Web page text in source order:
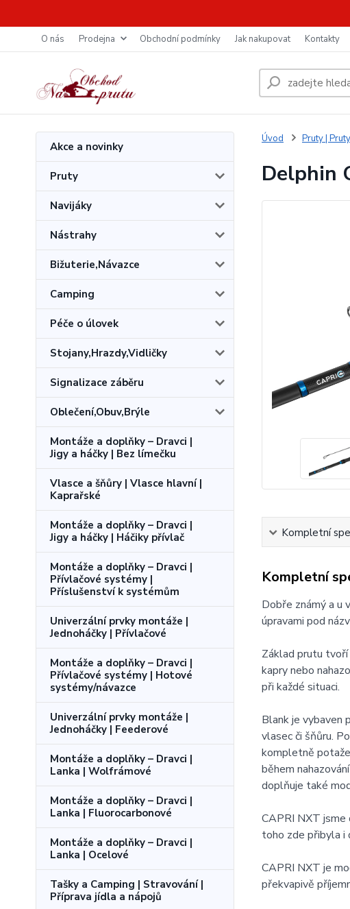
O nás Prodejna Obchodní podmínky Jak nakupovat Kontakty
Akce a novinky
Pruty
Navijáky
Nástrahy
Bižuterie,Návazce
Camping
Péče o úlovek
Stojany,Hrazdy,Vidličky
Signalizace záběru
Oblečení,Obuv,Brýle
Montáže a doplňky – Dravci |
Jigy a háčky | Bez límečku
Vlasce a šňůry | Vlasce hlavní |
Kaprařské
Montáže a doplňky – Dravci |
Jigy a háčky | Háčiky přívlač
Montáže a doplňky – Dravci |
Přívlačové systémy |
Příslušenství k systémům
Univerzální prvky montáže |
Jednoháčky | Přívlačové
Montáže a doplňky – Dravci |
Přívlačové systémy | Hotové
systémy/návazce
Univerzální prvky montáže |
Jednoháčky | Feederové
Montáže a doplňky – Dravci |
Lanka | Wolfrámové
Montáže a doplňky – Dravci |
Lanka | Fluorocarbonové
Montáže a doplňky – Dravci |
Lanka | Ocelové
Tašky a Camping | Stravování |
Příprava jídla a nápojů
Úvod Pruty |
Delphin
Kompletní
Kompletní
Dobře známý a u
úpravami pod
Základ prutu tvoří
kapry nebo
při každé situaci.
Blank je vybaven
vlasec či šňůru.
kompletně
během
doplňuje také
CAPRI NXT jsme
toho zde přibyla i
CAPRI NXT je
překvapivě